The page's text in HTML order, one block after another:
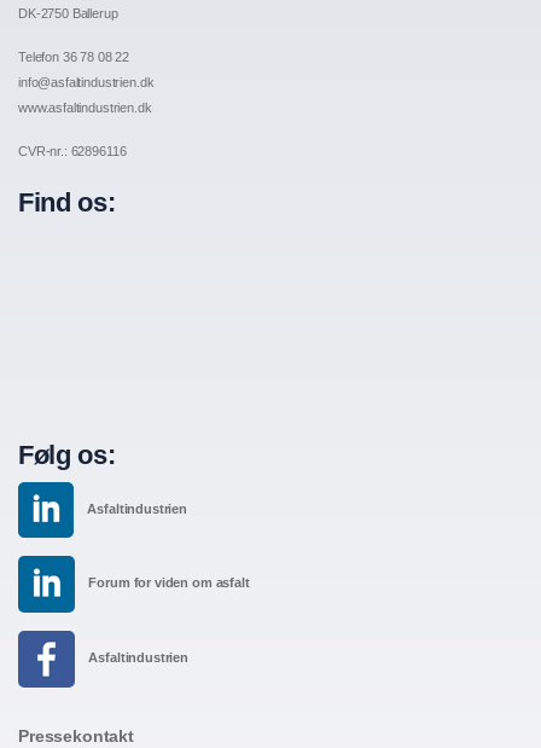
DK-2750 Ballerup
Telefon 36 78 08 22
info@asfaltindustrien.dk
www.asfaltindustrien.dk
CVR-nr.: 62896116
Find os:
Følg os:
Asfaltindustrien
Forum for viden om asfalt
Asfaltindustrien
Pressekontakt